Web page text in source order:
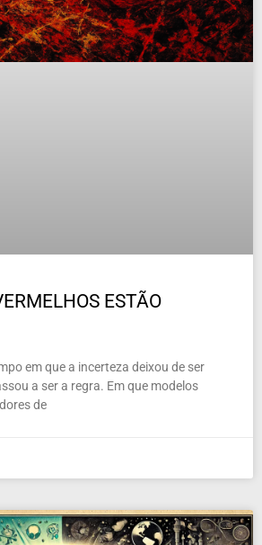
ESTÃO
em que a incerteza deixou de ser
a ser a regra. Em que modelos
de